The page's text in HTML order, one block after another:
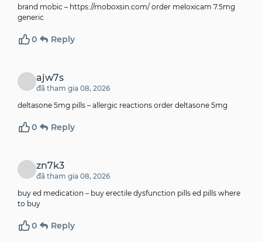
brand mobic – https://moboxsin.com/ order meloxicam 7.5mg
generic
0 Reply
ajw7s
đã tham gia 08, 2026
deltasone 5mg pills – allergic reactions order deltasone 5mg
0 Reply
zn7k3
đã tham gia 08, 2026
buy ed medication – buy erectile dysfunction pills ed pills where
to buy
0 Reply